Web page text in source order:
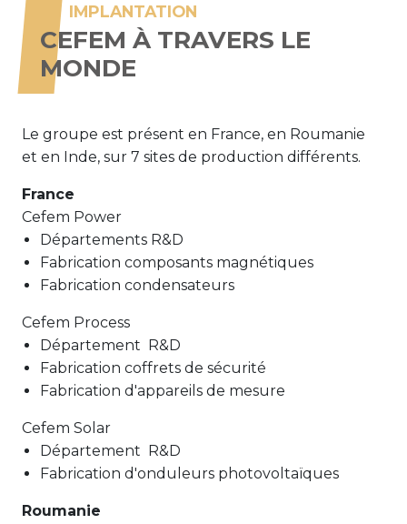
IMPLANTATION
CEFEM À TRAVERS LE
MONDE
Le groupe est présent en France, en Roumanie
et en Inde, sur 7 sites de production différents.
France
Cefem Power
Départements R&D
Fabrication composants magnétiques
Fabrication condensateurs
Cefem Process
Département R&D
Fabrication coffrets de sécurité
Fabrication d'appareils de mesure
Cefem Solar
Département R&D
Fabrication d'onduleurs photovoltaïques
Roumanie